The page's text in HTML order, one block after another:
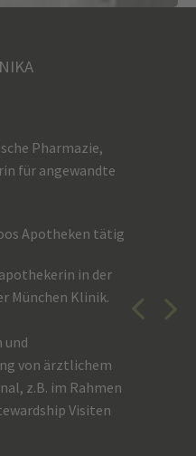
Pharmazie,
für angewandte
Apotheken tätig
in der
München Klinik.
von ärztlichem
z.B. im Rahmen
Visiten